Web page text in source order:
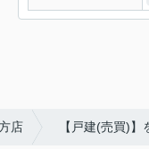
店 【戸建(売買)